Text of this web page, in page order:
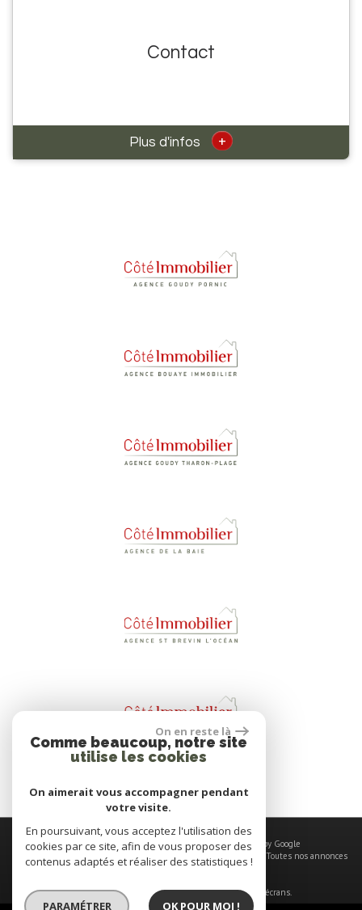
Contact
Plus d'infos +
© 2026 | Tous droits réservés | Traduction powered by Google
Plan du site
- Mentions légales - Nos honoraires - Liens Admin Toutes nos annonces
un seul site adaptable à tous les types d'écrans.
On en reste là
Comme beaucoup, notre site
utilise les cookies
On aimerait vous accompagner pendant
votre visite.
En poursuivant, vous acceptez l'utilisation des
cookies par ce site, afin de vous proposer des
contenus adaptés et réaliser des statistiques !
PARAMÉTRER OK POUR MOI !